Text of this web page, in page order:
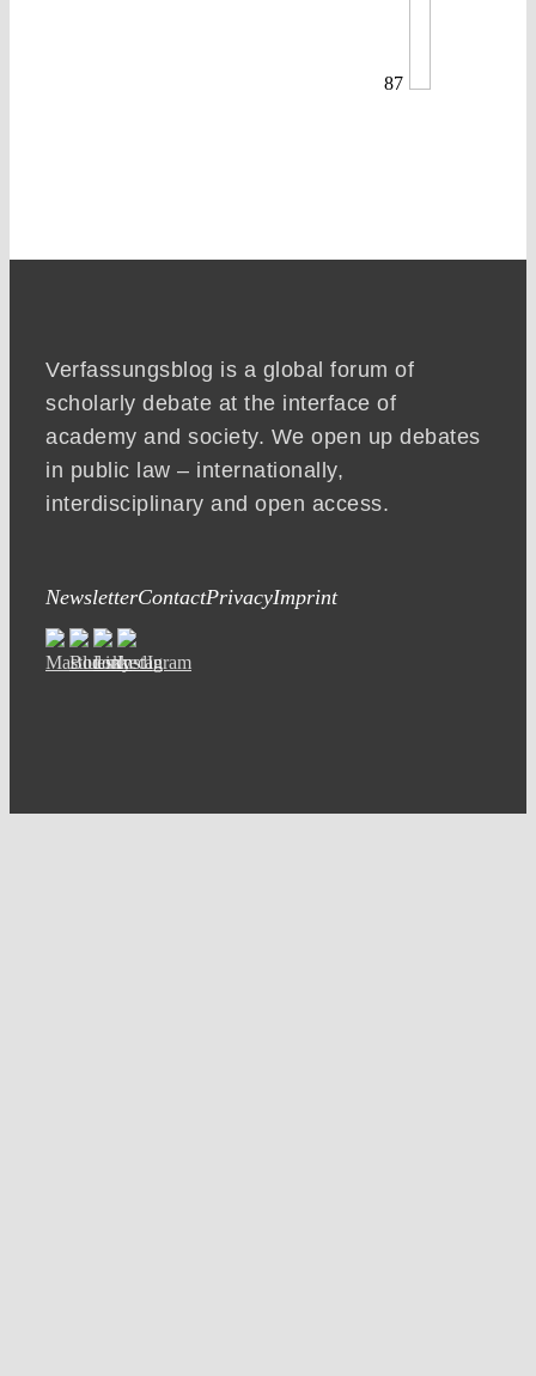
87
Verfassungsblog is a global forum of
scholarly debate at the interface of
academy and society. We open up debates
in public law – internationally,
interdisciplinary and open access.
NewsletterContactPrivacyImprint